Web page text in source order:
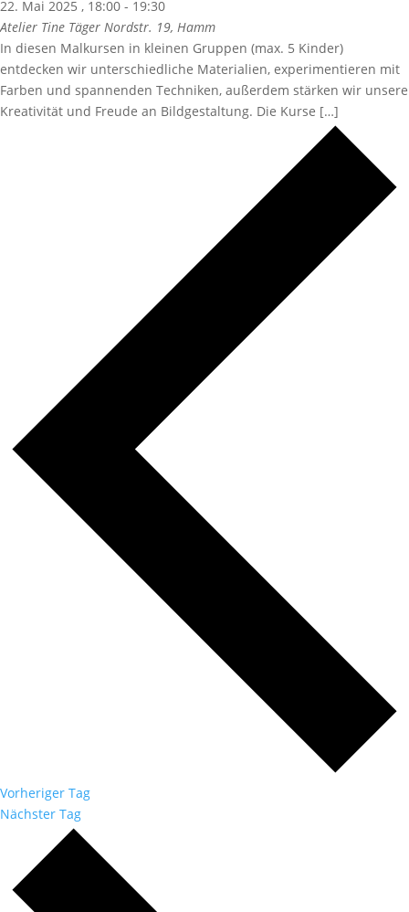
22. Mai 2025 , 18:00 - 19:30
Atelier Tine Täger Nordstr. 19, Hamm
In diesen Malkursen in kleinen Gruppen (max. 5 Kinder)
entdecken wir unterschiedliche Materialien, experimentieren mit
Farben und spannenden Techniken, außerdem stärken wir unsere
Kreativität und Freude an Bildgestaltung. Die Kurse […]
Vorheriger Tag
Nächster Tag